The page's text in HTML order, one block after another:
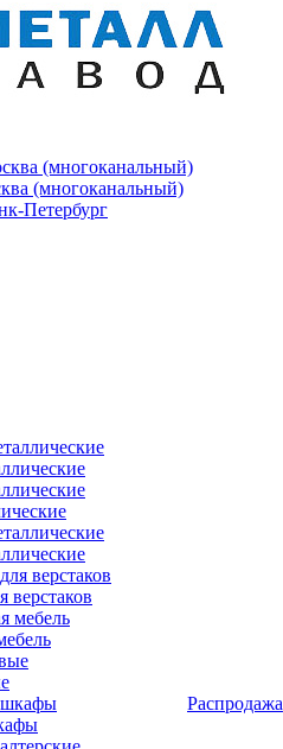
(многоканальный)
(многоканальный)
Петербург
верстаков
Распродажа